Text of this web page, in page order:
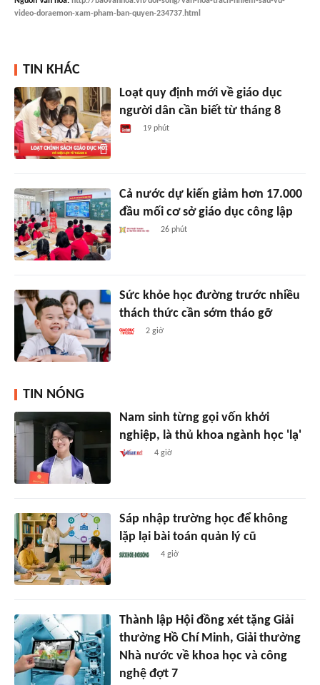
video-doraemon-xam-pham-ban-quyen-234737.html
TIN KHÁC
Loạt quy định mới về giáo dục
người dân cần biết từ tháng 8
19 phút
Cả nước dự kiến giảm hơn 17.000
đầu mối cơ sở giáo dục công lập
26 phút
Sức khỏe học đường trước nhiều
thách thức cần sớm tháo gỡ
2 giờ
TIN NÓNG
Nam sinh từng gọi vốn khởi
nghiệp, là thủ khoa ngành học 'lạ'
4 giờ
Sáp nhập trường học để không
lặp lại bài toán quản lý cũ
4 giờ
Thành lập Hội đồng xét tặng Giải
thưởng Hồ Chí Minh, Giải thưởng
Nhà nước về khoa học và công
nghệ đợt 7